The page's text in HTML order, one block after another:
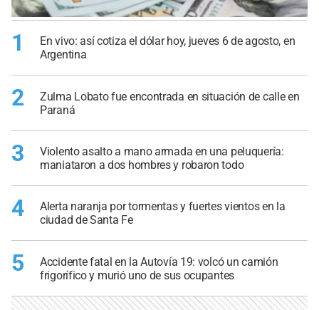
1
En vivo: así cotiza el dólar hoy, jueves 6 de agosto, en
Argentina
2
Zulma Lobato fue encontrada en situación de calle en
Paraná
3
Violento asalto a mano armada en una peluquería:
maniataron a dos hombres y robaron todo
4
Alerta naranja por tormentas y fuertes vientos en la
ciudad de Santa Fe
5
Accidente fatal en la Autovía 19: volcó un camión
frigorífico y murió uno de sus ocupantes